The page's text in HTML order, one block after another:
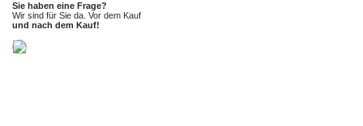
Sie haben eine Frage?
Wir sind für Sie da. Vor dem Kauf
und nach dem Kauf!